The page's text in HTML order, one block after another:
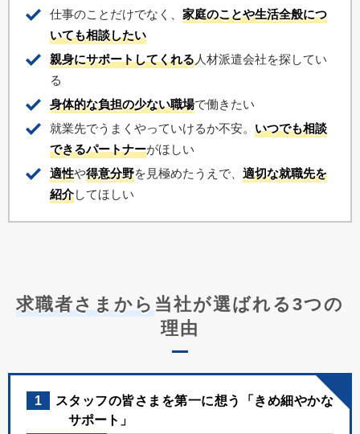
仕事のことだけでなく、 家庭のことや生活全般につ
いても相談したい
親身にサポートしてくれる人材派遣会社を探してい
る
身体的な負担の少ない職場で働きたい
就業先でうまくやっていけるか不安。 いつでも相談
できるパートナーがほしい
適性や得意分野を見極めたうえで、 適切な就職先を
紹介してほしい
求職者さまから 当社が選ばれる3つの
理由
1
スタッフの皆さまを第一に想う「きめ細やかな
サポート」